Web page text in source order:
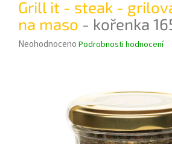
čaje
Jednodruhové
bylinky
Grill it - steak -
na maso - kořenka
Průměrné
Neohodnoceno Podrobnosti hodnocení